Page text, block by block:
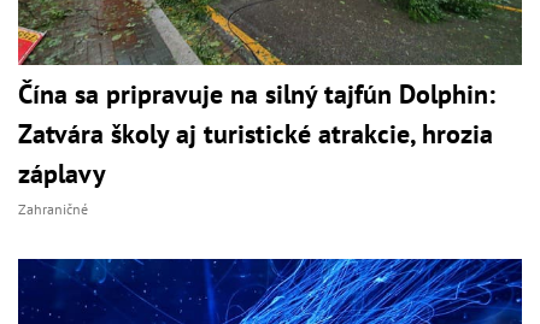
Čína sa pripravuje na silný tajfún Dolphin:
Zatvára školy aj turistické atrakcie, hrozia
záplavy
Zahraničné